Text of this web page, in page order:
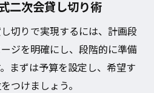
二次会貸し切り術
切りで実現するには、計画段
ジを明確にし、段階的に準備
まずは予算を設定し、希望す
つけましょう。